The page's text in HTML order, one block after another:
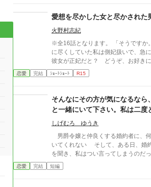
愛想を尽かした女と尽かされた
火野村志紀
※全16話となります。 「そうですか
に尽くしていた私は側妃扱いで、急
彼女が正妃だと？ どうぞ、お好き
代わり私も好きにしますので」
恋愛 完結 ｼｮｰﾄｼｮｰﾄ R15
そんなにその方が気になるなら
と一緒にいて下さい。私は二度
関わりませんので……。
しげむろ ゆうき
男爵令嬢と仲良くする婚約者に、
いてくれない そして、ある日、婚
を聞き、私はつい言ってしまうのだった 全五話
ラー無し
恋愛 完結 短編